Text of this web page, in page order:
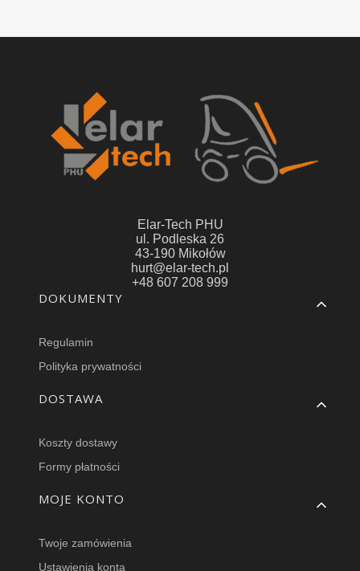
Elar-Tech PHU
ul. Podleska 26
43-190 Mikołów
hurt@elar-tech.pl
+48 607 208 999
Linki w stopce
DOKUMENTY
Regulamin
Polityka prywatności
DOSTAWA
Koszty dostawy
Formy płatności
MOJE KONTO
Twoje zamówienia
Ustawienia konta